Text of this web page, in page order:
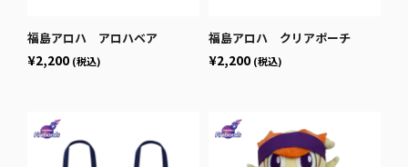
福島アロハ アロハベア
¥2,200 (税込)
福島アロハ クリアポーチ
¥2,200 (税込)